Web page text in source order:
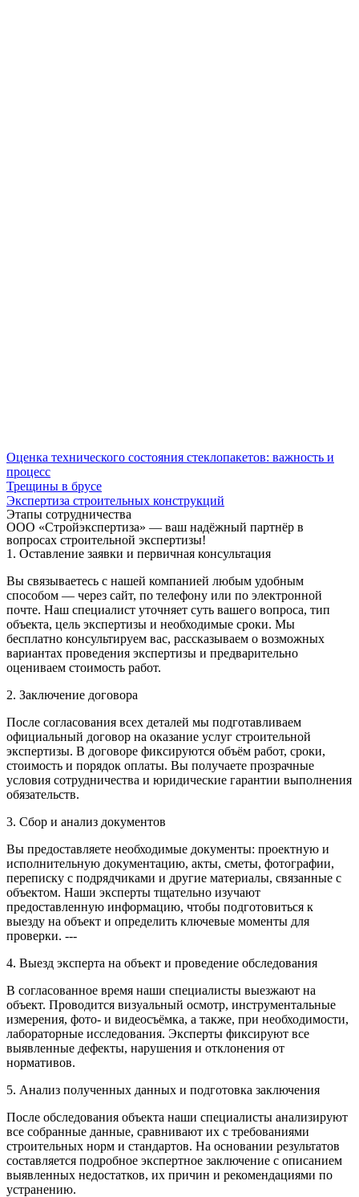
Оценка технического состояния стеклопакетов: важность и
процесс
Трещины в брусе
Экспертиза строительных конструкций
Этапы сотрудничества
ООО «Стройэкспертиза» — ваш надёжный партнёр в
вопросах строительной экспертизы!
1. Оставление заявки и первичная консультация
Вы связываетесь с нашей компанией любым удобным
способом — через сайт, по телефону или по электронной
почте. Наш специалист уточняет суть вашего вопроса, тип
объекта, цель экспертизы и необходимые сроки. Мы
бесплатно консультируем вас, рассказываем о возможных
вариантах проведения экспертизы и предварительно
оцениваем стоимость работ.
2. Заключение договора
После согласования всех деталей мы подготавливаем
официальный договор на оказание услуг строительной
экспертизы. В договоре фиксируются объём работ, сроки,
стоимость и порядок оплаты. Вы получаете прозрачные
условия сотрудничества и юридические гарантии выполнения
обязательств.
3. Сбор и анализ документов
Вы предоставляете необходимые документы: проектную и
исполнительную документацию, акты, сметы, фотографии,
переписку с подрядчиками и другие материалы, связанные с
объектом. Наши эксперты тщательно изучают
предоставленную информацию, чтобы подготовиться к
выезду на объект и определить ключевые моменты для
проверки. ---
4. Выезд эксперта на объект и проведение обследования
В согласованное время наши специалисты выезжают на
объект. Проводится визуальный осмотр, инструментальные
измерения, фото- и видеосъёмка, а также, при необходимости,
лабораторные исследования. Эксперты фиксируют все
выявленные дефекты, нарушения и отклонения от
нормативов.
5. Анализ полученных данных и подготовка заключения
После обследования объекта наши специалисты анализируют
все собранные данные, сравнивают их с требованиями
строительных норм и стандартов. На основании результатов
составляется подробное экспертное заключение с описанием
выявленных недостатков, их причин и рекомендациями по
устранению.